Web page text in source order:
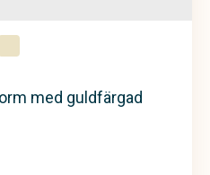
med guldfärgad